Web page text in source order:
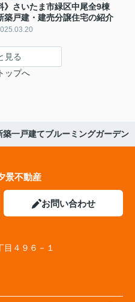
》さいたま市緑区中尾全9棟
築戸建・建売分譲住宅の紹介
見る
ップへ
築一戸建てブルーミングガーデン
景不動産
お問い合わせ
４９６－１